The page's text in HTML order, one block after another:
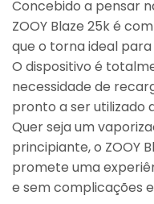
Concebido a pensar
ZOOY Blaze 25k é
que o torna ideal
O dispositivo é
necessidade de
pronto a ser utilizado
Quer seja um
principiante, o ZOOY
promete uma
e sem complicações